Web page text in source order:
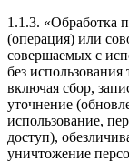
1.1.3. «Обработка
(операция) или
совершаемых с
без
включая сбор,
уточнение
использование,
доступ),
уничтожение